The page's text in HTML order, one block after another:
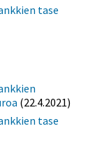
tase
(22.4.2021)
tase